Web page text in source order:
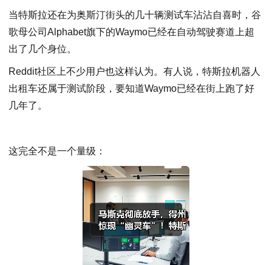
当特斯拉还在为奥斯汀街头的几十辆测试车沾沾自喜时，谷
歌母公司Alphabet旗下的Waymo已经在自动驾驶赛道上超
出了几个身位。
Reddit社区上不少用户也这样认为。有人说，特斯拉机器人
出租车还属于测试阶段，要知道Waymo已经在街上跑了好
几年了。
这完全不是一个量级：